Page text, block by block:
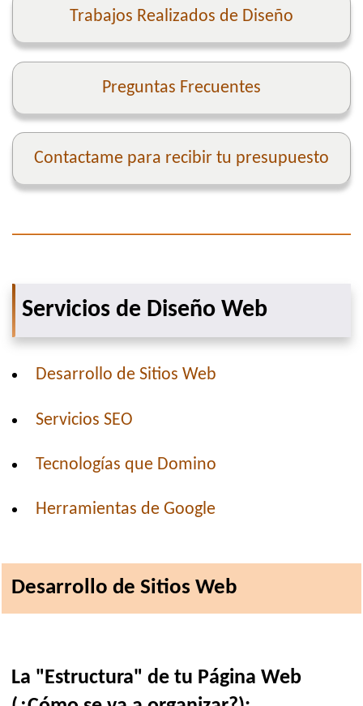
Trabajos Realizados de Diseño
Preguntas Frecuentes
Contactame para recibir tu presupuesto
Servicios de Diseño Web
Desarrollo de Sitios Web
Servicios SEO
Tecnologías que Domino
Herramientas de Google
Desarrollo de Sitios Web
La "Estructura" de tu Página Web